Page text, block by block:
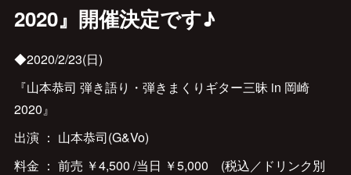
2020』開催決定です♪
◆2020/2/23(日)
『山本恭司 弾き語り・弾きまくりギター三昧 in 岡崎
2020』
出演 ： 山本恭司(G&Vo)
料金 ： 前売 ￥4,500 /当日 ￥5,000 (税込／ドリンク別